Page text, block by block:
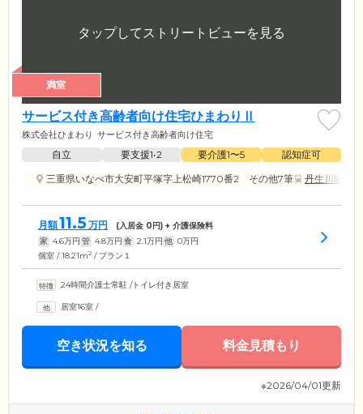
満室
サービス付き高齢者向け住宅ひまわりⅡ
株式会社ひまわり サービス付き高齢者向け住宅
自立 要支援1•2 要介護1〜5
認知症可
三重県いなべ市大安町平塚字上松崎1770番2 その他7筆
丹生川駅
月額11.5 万円 (入居金 0円) + 介護保険料
家 4.6万円 管 4.8万円 食 2.1万円 他 0万円
個室 / 18.21m2 / プラン１
24時間介護士常駐 /トイレ付き居室
居室16室 /
空き状況を知る 料金見積もり
※2026/04/01更新